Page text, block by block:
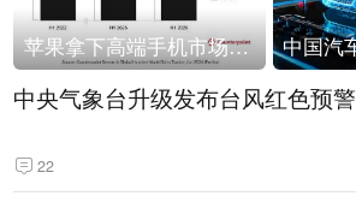
苹果拿下高端手机市场65%的份额：iPhone 17系列功不可没
中央气象台升级发布台风红色预警
22